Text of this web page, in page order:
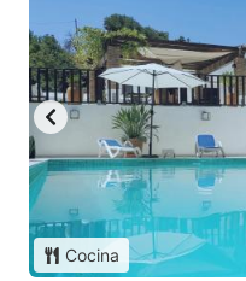
Cocina